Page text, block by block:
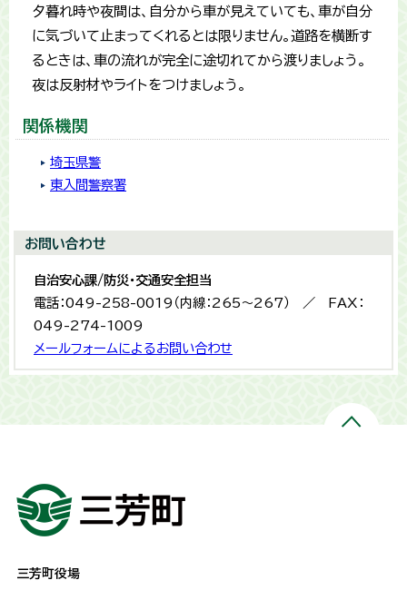
夕暮れ時や夜間は、自分から車が見えていても、車が自分
に気づいて止まってくれるとは限りません。道路を横断す
るときは、車の流れが完全に途切れてから渡りましょう。
夜は反射材やライトをつけましょう。
関係機関
埼玉県警
東入間警察署
お問い合わせ
自治安心課/防災・交通安全担当
電話：049-258-0019（内線：265〜267） ／ FAX：
049-274-1009
メールフォームによるお問い合わせ
三芳町役場